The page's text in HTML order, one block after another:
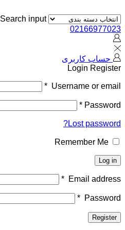
Search input
02166977023
حساب کاربری
Login Register
Username or email
*
Password
*
Lost password?
Remember Me
Log in
Email address
*
Password
*
Register